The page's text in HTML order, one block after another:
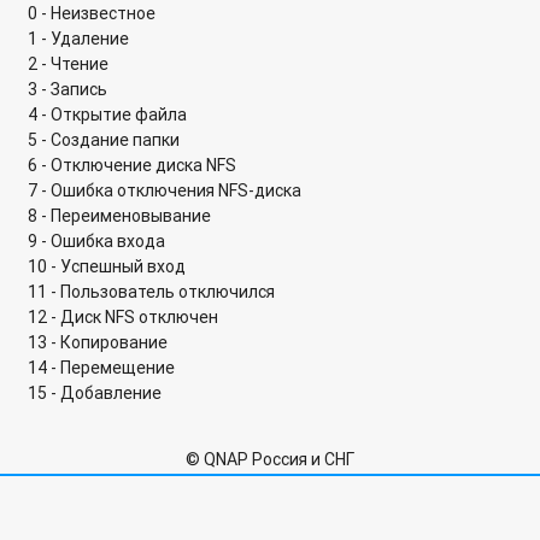
Возможно ли к сетевым хранилищам серии TVS-x63
подключить несколько телевизоров?
Поддерживает ли Virtualization Station проброс устройств
USB 3.0?
Диск какого объема можно подключить к сетевому
хранилищу QNAP по USB/eSATA?
Почему не удается подключиться к FTP-серверу сетевого
хранилища с помощью браузера Microsoft Edge?
Почему в Qfinder для некоторых устройств рядом с IP-
адресом отображается звездочка?
Сколько iSCSI целей и LUN можно создать на сетевом
хранилище QNAP?
Как настроить резервное копирование на накопителе так,
чтобы данные сжимались в zip-архив с уникальным
0 - Неизвестное
1 - Удаление
2 - Чтение
3 - Запись
4 - Открытие файла
5 - Создание папки
6 - Отключение диска NFS
7 - Ошибка отключения NFS-диска
8 - Переименовывание
9 - Ошибка входа
10 - Успешный вход
11 - Пользователь отключился
12 - Диск NFS отключен
13 - Копирование
14 - Перемещение
15 - Добавление
© QNAP Россия и СНГ